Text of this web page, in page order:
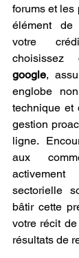
forums et les
élément de
votre
choisissez
google,
englobe
technique et
gestion
ligne.
aux
sectorielle
bâtir cette
votre récit
résultats de